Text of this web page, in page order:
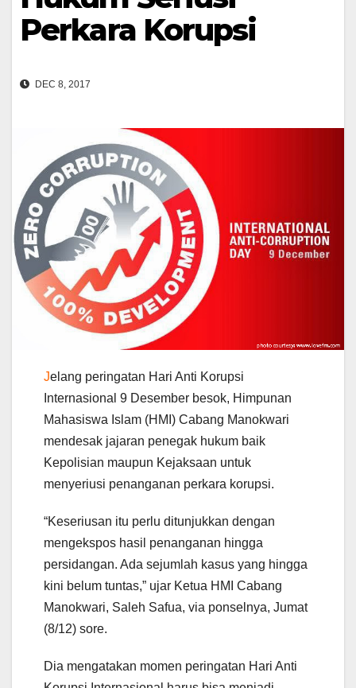
Perkara Korupsi
DEC 8, 2017
Jelang peringatan Hari Anti Korupsi
Internasional 9 Desember besok, Himpunan
Mahasiswa Islam (HMI) Cabang Manokwari
mendesak jajaran penegak hukum baik
Kepolisian maupun Kejaksaan untuk
menyeriusi penanganan perkara korupsi.
“Keseriusan itu perlu ditunjukkan dengan
mengekspos hasil penanganan hingga
persidangan. Ada sejumlah kasus yang hingga
kini belum tuntas,” ujar Ketua HMI Cabang
Manokwari, Saleh Safua, via ponselnya, Jumat
(8/12) sore.
Dia mengatakan momen peringatan Hari Anti